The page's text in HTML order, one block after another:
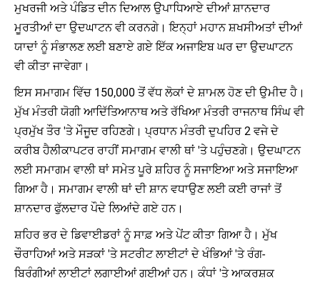
ਮੁਖਰਜੀ ਅਤੇ ਪੰਡਿਤ ਦੀਨ ਦਿਆਲ ਉਪਾਧਿਆਏ ਦੀਆਂ ਸ਼ਾਨਦਾਰ
ਮੂਰਤੀਆਂ ਦਾ ਉਦਘਾਟਨ ਵੀ ਕਰਨਗੇ। ਇਨ੍ਹਾਂ ਮਹਾਨ ਸ਼ਖਸੀਅਤਾਂ ਦੀਆਂ
ਯਾਦਾਂ ਨੂੰ ਸੰਭਾਲਣ ਲਈ ਬਣਾਏ ਗਏ ਇੱਕ ਅਜਾਇਬ ਘਰ ਦਾ ਉਦਘਾਟਨ
ਵੀ ਕੀਤਾ ਜਾਵੇਗਾ।
ਇਸ ਸਮਾਗਮ ਵਿੱਚ 150,000 ਤੋਂ ਵੱਧ ਲੋਕਾਂ ਦੇ ਸ਼ਾਮਲ ਹੋਣ ਦੀ ਉਮੀਦ ਹੈ।
ਮੁੱਖ ਮੰਤਰੀ ਯੋਗੀ ਆਦਿੱਤਿਆਨਾਥ ਅਤੇ ਰੱਖਿਆ ਮੰਤਰੀ ਰਾਜਨਾਥ ਸਿੰਘ ਵੀ
ਪ੍ਰਮੁੱਖ ਤੌਰ 'ਤੇ ਮੌਜੂਦ ਰਹਿਣਗੇ। ਪ੍ਰਧਾਨ ਮੰਤਰੀ ਦੁਪਹਿਰ 2 ਵਜੇ ਦੇ
ਕਰੀਬ ਹੈਲੀਕਾਪਟਰ ਰਾਹੀਂ ਸਮਾਗਮ ਵਾਲੀ ਥਾਂ 'ਤੇ ਪਹੁੰਚਣਗੇ। ਉਦਘਾਟਨ
ਲਈ ਸਮਾਗਮ ਵਾਲੀ ਥਾਂ ਸਮੇਤ ਪੂਰੇ ਸ਼ਹਿਰ ਨੂੰ ਸਜਾਇਆ ਅਤੇ ਸਜਾਇਆ
ਗਿਆ ਹੈ। ਸਮਾਗਮ ਵਾਲੀ ਥਾਂ ਦੀ ਸ਼ਾਨ ਵਧਾਉਣ ਲਈ ਕਈ ਰਾਜਾਂ ਤੋਂ
ਸ਼ਾਨਦਾਰ ਫੁੱਲਦਾਰ ਪੌਦੇ ਲਿਆਂਦੇ ਗਏ ਹਨ।
ਸ਼ਹਿਰ ਭਰ ਦੇ ਡਿਵਾਈਡਰਾਂ ਨੂੰ ਸਾਫ਼ ਅਤੇ ਪੇਂਟ ਕੀਤਾ ਗਿਆ ਹੈ। ਮੁੱਖ
ਚੌਰਾਹਿਆਂ ਅਤੇ ਸੜਕਾਂ 'ਤੇ ਸਟਰੀਟ ਲਾਈਟਾਂ ਦੇ ਖੰਭਿਆਂ 'ਤੇ ਰੰਗ-
ਬਿਰੰਗੀਆਂ ਲਾਈਟਾਂ ਲਗਾਈਆਂ ਗਈਆਂ ਹਨ। ਕੰਧਾਂ 'ਤੇ ਆਕਰਸ਼ਕ